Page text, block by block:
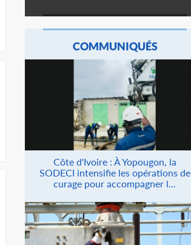
COMMUNIQUÉS
Côte d'Ivoire : À Yopougon, la
SODECI intensifie les opérations de
curage pour accompagner l...